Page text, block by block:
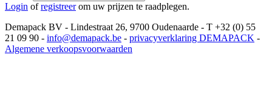
Login ofregistreerom uw prijzen te raadplegen.
Demapack BV - Lindestraat 26, 9700 Oudenaarde - T +32 (0) 55
21 09 90 - info@demapack.be - privacyverklaring DEMAPACK -
Algemene verkoopsvoorwaarden